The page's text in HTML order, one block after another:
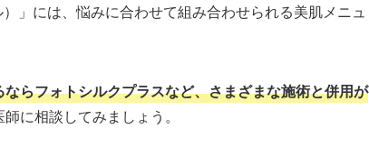
」には、悩みに合わせて組み合わせられる美肌メニュ
らフォトシルクプラスなど、さまざまな施術と併用が
に相談してみましょう。